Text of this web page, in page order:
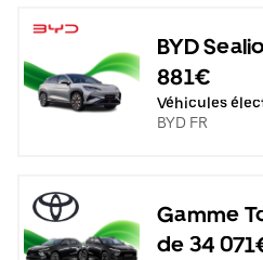
BYD
881€
Véhicules
BYD FR
Gamme
de 34